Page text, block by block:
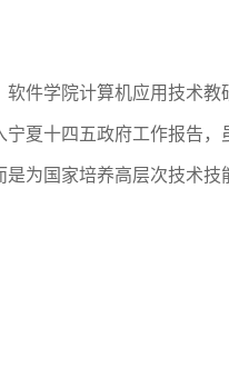
软件学院计算机应用技术
宁夏十四五政府工作报告
是为国家培养高层次技术